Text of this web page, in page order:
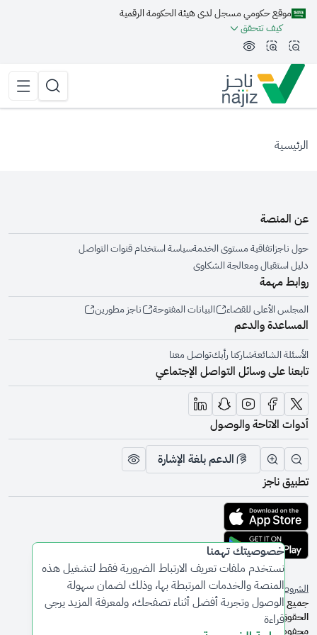
موقع حكومي مسجل لدى هيئة الحكومة الرقمية
كيف تتحقق
تقليل الرؤية وحجم الخطزيادة الرؤية وحجم الخطتبديل المظهر
البحث
الجانبية
الرئيسية
خصوصيتك تهمنا
نستخدم ملفات تعريف الارتباط الضرورية فقط لتشغيل هذه
المنصة والخدمات المرتبطة بها، وذلك لضمان سهولة
الوصول وتجربة أفضل أثناء تصفحك، ولمعرفة المزيد يرجى
قراءة
عن المنصة
حول ناجزاتفاقية مستوى الخدمةسياسة استخدام قنوات التواصل
دليل استقبال ومعالجة الشكاوى
روابط مهمة
المجلس الأعلى للقضاء البيانات المفتوحة ناجز مطورين
المساعدة والدعم
الأسئلة الشائعةشاركنا رأيكتواصل معنا
تابعنا على وسائل التواصل الإجتماعي
أدوات الاتاحة والوصول
تقليل الرؤية وحجم الخطزيادة الرؤية وحجم الخط الدعم بلغة الإشارة
تبديل المظهر
تطبيق ناجز
تحميل التطبيق من متجر أبل
تحميل التطبيق من متجر جوجل
الشروط والأحكامسياسة الخصوصية
جميع
الحقوق
محفوظة